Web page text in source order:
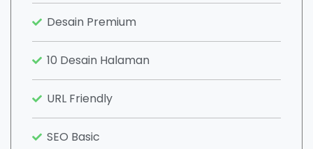
Desain Premium
10 Desain Halaman
URL Friendly
SEO Basic